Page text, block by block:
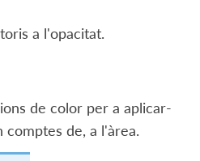
a l'opacitat.
de color per a aplicar-
de, a l'àrea.